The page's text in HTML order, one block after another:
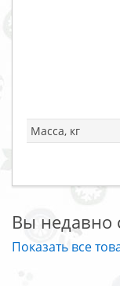
Масса, кг
Вы недавно
Показать все